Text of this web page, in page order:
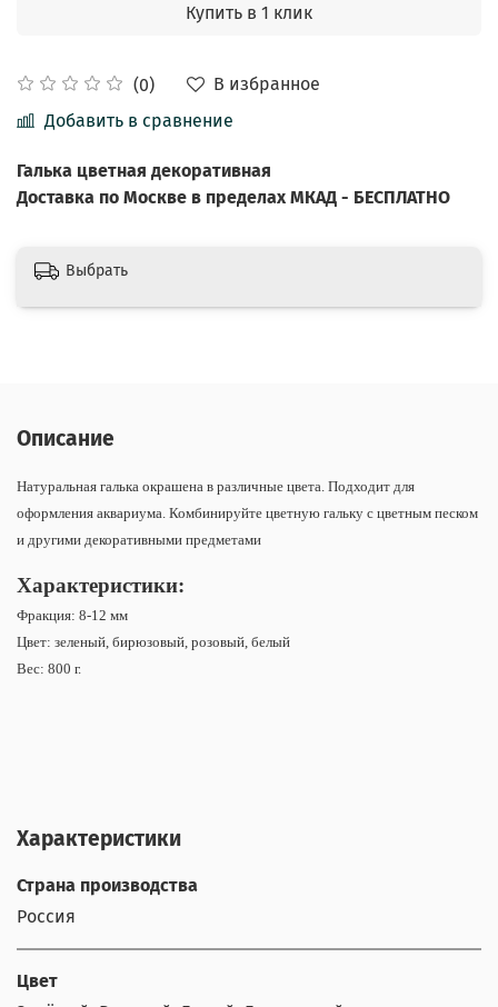
(0)
В избранное
Добавить в сравнение
Купить в 1 клик
Галька цветная декоративная
Доставка по Москве в пределах МКАД - БЕСПЛАТНО
Выбрать
Описание
Натуральная галька окрашена в различные цвета. Подходит для
оформления аквариума. Комбинируйте цветную гальку с цветным песком
и другими декоративными предметами
Характеристики:
Фракция: 8-12 мм
Цвет: зеленый, бирюзовый, розовый, белый
Вес: 800 г.
Характеристики
Страна производства
Россия
Цвет